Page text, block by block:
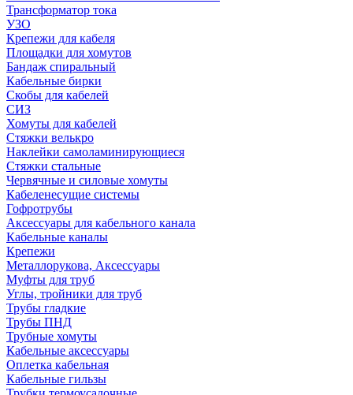
Трансформатор тока
УЗО
Крепежи для кабеля
Площадки для хомутов
Бандаж спиральный
Кабельные бирки
Cкобы для кабелей
СИЗ
Хомуты для кабелей
Стяжки велькро
Наклейки самоламинирующиеся
Стяжки стальные
Червячные и силовые хомуты
Кабеленесущие системы
Гофротрубы
Аксессуары для кабельного канала
Кабельные каналы
Крепежи
Металлорукова, Аксессуары
Муфты для труб
Углы, тройники для труб
Трубы гладкие
Трубы ПНД
Трубные хомуты
Кабельные аксессуары
Оплетка кабельная
Кабельные гильзы